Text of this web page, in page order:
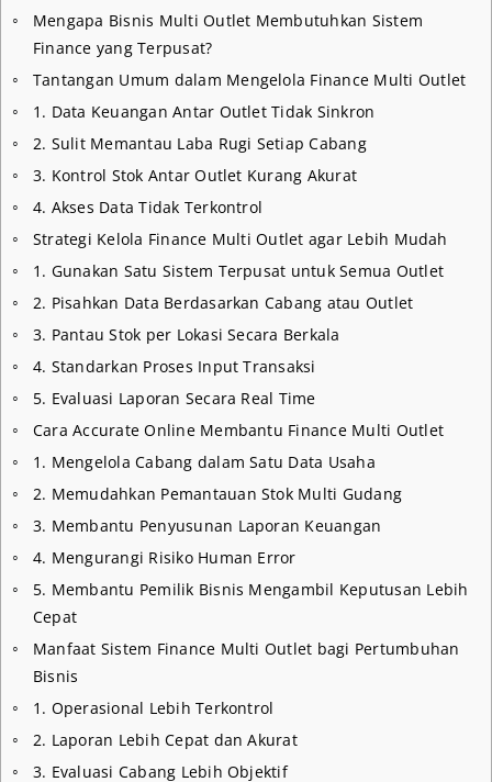
Mengapa Bisnis Multi Outlet Membutuhkan Sistem
Finance yang Terpusat?
Tantangan Umum dalam Mengelola Finance Multi Outlet
1. Data Keuangan Antar Outlet Tidak Sinkron
2. Sulit Memantau Laba Rugi Setiap Cabang
3. Kontrol Stok Antar Outlet Kurang Akurat
4. Akses Data Tidak Terkontrol
Strategi Kelola Finance Multi Outlet agar Lebih Mudah
1. Gunakan Satu Sistem Terpusat untuk Semua Outlet
2. Pisahkan Data Berdasarkan Cabang atau Outlet
3. Pantau Stok per Lokasi Secara Berkala
4. Standarkan Proses Input Transaksi
5. Evaluasi Laporan Secara Real Time
Cara Accurate Online Membantu Finance Multi Outlet
1. Mengelola Cabang dalam Satu Data Usaha
2. Memudahkan Pemantauan Stok Multi Gudang
3. Membantu Penyusunan Laporan Keuangan
4. Mengurangi Risiko Human Error
5. Membantu Pemilik Bisnis Mengambil Keputusan Lebih
Cepat
Manfaat Sistem Finance Multi Outlet bagi Pertumbuhan
Bisnis
1. Operasional Lebih Terkontrol
2. Laporan Lebih Cepat dan Akurat
3. Evaluasi Cabang Lebih Objektif